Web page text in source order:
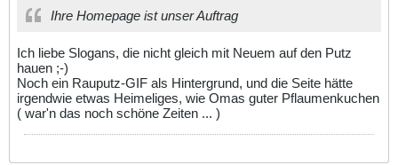
Ihre Homepage ist unser Auftrag
Ich liebe Slogans, die nicht gleich mit Neuem auf den Putz
hauen ;-)
Noch ein Rauputz-GIF als Hintergrund, und die Seite hätte
irgendwie etwas Heimeliges, wie Omas guter Pflaumenkuchen
( war'n das noch schöne Zeiten ... )